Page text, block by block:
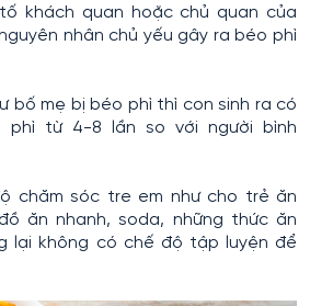
khách quan hoặc chủ quan của
nhân chủ yếu gây ra béo phì
bố mẹ bị béo phì thì con sinh ra có
phì từ 4-8 lần so với người bình
chăm sóc tre em như cho trẻ ăn
ăn nhanh, soda, những thức ăn
lại không có chế độ tập luyện để